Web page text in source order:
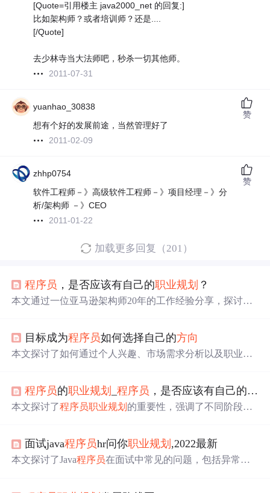
[Quote=引用楼主 java2000_net 的回复:]
比如架构师？或者培训师？还是....
[/Quote]
去少林寺当大法师吧，秒杀一切其他师。
2011-07-31
yuanhao_30838
想有个好的发展前途，当然管理好了
2011-02-09
赞
zhhp0754
软件工程师－》高级软件工程师－》项目经理－》分
析/架构师 －》CEO
2011-01-22
赞
加载更多回复（201）
程序员 ，是否应该有自己的职业规划 ？
本文通过一位亚马逊架构师20年的工作经验分享，探讨了
的重点和发展方向仍然至关重要。
目标成为程序员如何选择自己的方向
本文探讨了如何通过个人兴趣、市场需求分析以及职业前
程序员的职业规划 _程序员 ，是否应该有自己的职
本文探讨了程序员职业规划 的重要性，强调了不同阶段关
面试java程序员hr问你职业规划 ,2022最新
本文探讨了Java程序员在面试中常见的问题，包括异常机